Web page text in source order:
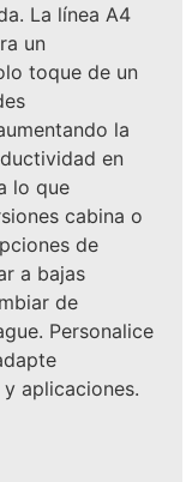
La línea A4
un
toque de un
la
en
lo que
cabina o
de
a bajas
de
Personalice
aplicaciones.